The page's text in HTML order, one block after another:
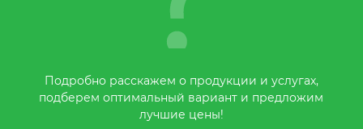
Подробно расскажем о продукции и услугах,
подберем оптимальный вариант и предложим
лучшие цены!